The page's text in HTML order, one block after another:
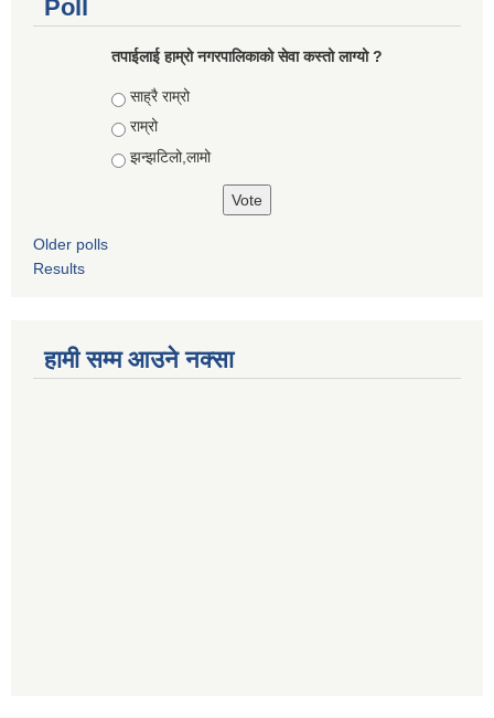
Poll
तपाईलाई हाम्रो नगरपालिकाको सेवा कस्तो लाग्यो ?
Choices
साह्रै राम्रो
राम्रो
झन्झटिलो,लामो
Older polls
Results
हामी सम्म आउने नक्सा